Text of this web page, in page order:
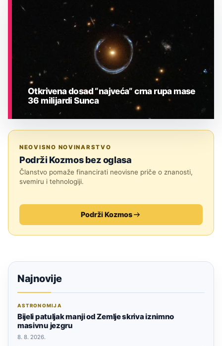
ASTRONOMIJA
Otkrivena dosad “najveća” crna rupa mase
36 milijardi Sunca
NEOVISNO NOVINARSTVO
Podrži Kozmos bez oglasa
Članstvo pomaže financirati neovisne priče o znanosti,
svemiru i tehnologiji.
Podrži Kozmos
Najnovije
ASTRONOMIJA
Bijeli patuljak manji od Zemlje skriva iznimno
masivnu jezgru
8. 8. 2026.